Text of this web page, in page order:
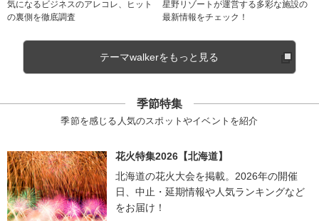
気になるビジネスのアレコレ、ヒット
の裏側を徹底調査
星野リゾートが運営する多彩な施設の
最新情報をチェック！
テーマwalkerをもっと見る
季節特集
季節を感じる人気のスポットやイベントを紹介
花火特集2026【北海道】
北海道の花火大会を掲載。2026年の開催
日、中止・延期情報や人気ランキングなど
をお届け！